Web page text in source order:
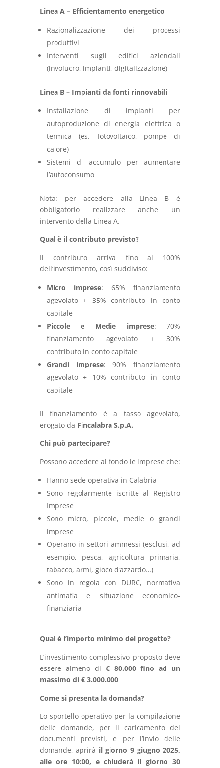
Linea A – Efficientamento energetico
Razionalizzazione dei processi
produttivi
Interventi sugliedificiaziendali
(involucro, impianti, digitalizzazione)
Linea B – Impianti da fonti rinnovabili
Installazione di impianti per
autoproduzionedienergia elettricao
termica (es. fotovoltaico, pompedi
calore)
Sistemi diaccumulo peraumentare
l’autoconsumo
Nota: per accedere alla Linea Bè
obbligatorio realizzareanche un
intervento della Linea A.
Qual è il contributo previsto?
Il contributoarriva finoal 100%
dell’investimento, così suddiviso:
Micro imprese: 65%finanziamento
agevolato + 35%contributo inconto
capitale
Piccolee Medie imprese:70%
finanziamentoagevolato +30%
contributo in conto capitale
Grandi imprese:90%finanziamento
agevolato + 10%contributo inconto
capitale
Ilfinanziamentoè a tassoagevolato,
erogato da Fincalabra S.p.A.
Chi può partecipare?
Possono accedere al fondo le imprese che:
Hanno sede operativa in Calabria
Sono regolarmente iscritteal Registro
Imprese
Sono micro, piccole, medie ograndi
imprese
Operano insettori ammessi (esclusi,ad
esempio, pesca,agricoltura primaria,
tabacco, armi, gioco d’azzardo…)
Sono in regolacon DURC, normativa
antimafiae situazioneeconomico-
finanziaria
Qual è l’importo minimo del progetto?
L’investimentocomplessivo propostodeve
essere almenodi€ 80.000fino ad un
massimo di € 3.000.000
Come si presenta la domanda?
Lo sportello operativo per la compilazione
delle domande, per il caricamento dei
documenti previsti, e per l’invio delle
domande, aprirà il giorno 9 giugno 2025,
alle ore 10:00, e chiuderà il giorno 30